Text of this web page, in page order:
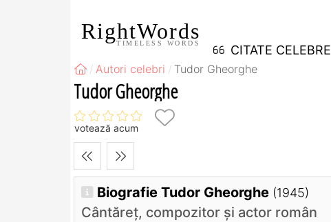
RightWords
TIMELESS WORDS CITATE CELEBRE
Autori celebri Tudor Gheorghe
Tudor Gheorghe
votează acum
Biografie Tudor Gheorghe (1945)
Cântăreţ, compozitor şi actor român